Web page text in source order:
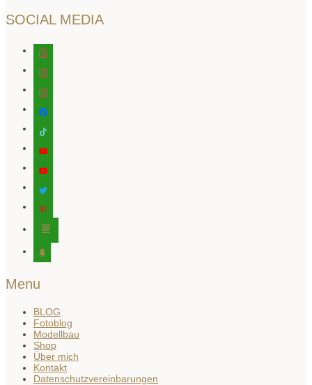
SOCIAL MEDIA
instagram
facebook
editor-
kitchensink
tree
Menu
BLOG
Fotoblog
Modellbau
Shop
Über mich
Kontakt
Datenschutzvereinbarungen